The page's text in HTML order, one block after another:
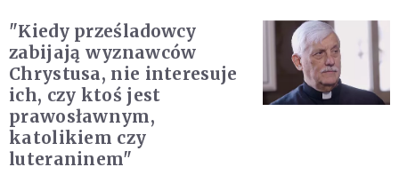
"Kiedy prześladowcy
zabijają wyznawców
Chrystusa, nie interesuje
ich, czy ktoś jest
prawosławnym,
katolikiem czy
luteraninem"